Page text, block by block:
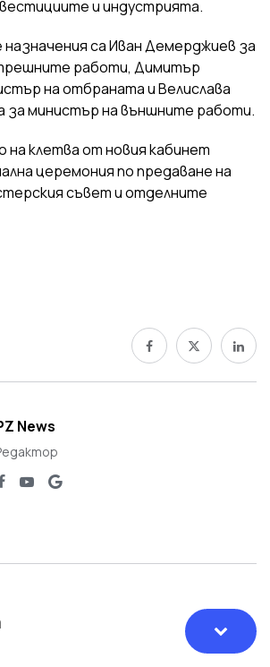
и индустрията.
са Иван Демерджиев за
работи, Димитър
на отбраната и Велислава
министър на външните работи.
на клетва от новия кабинет
церемония по предаване на
съвет и отделните
News